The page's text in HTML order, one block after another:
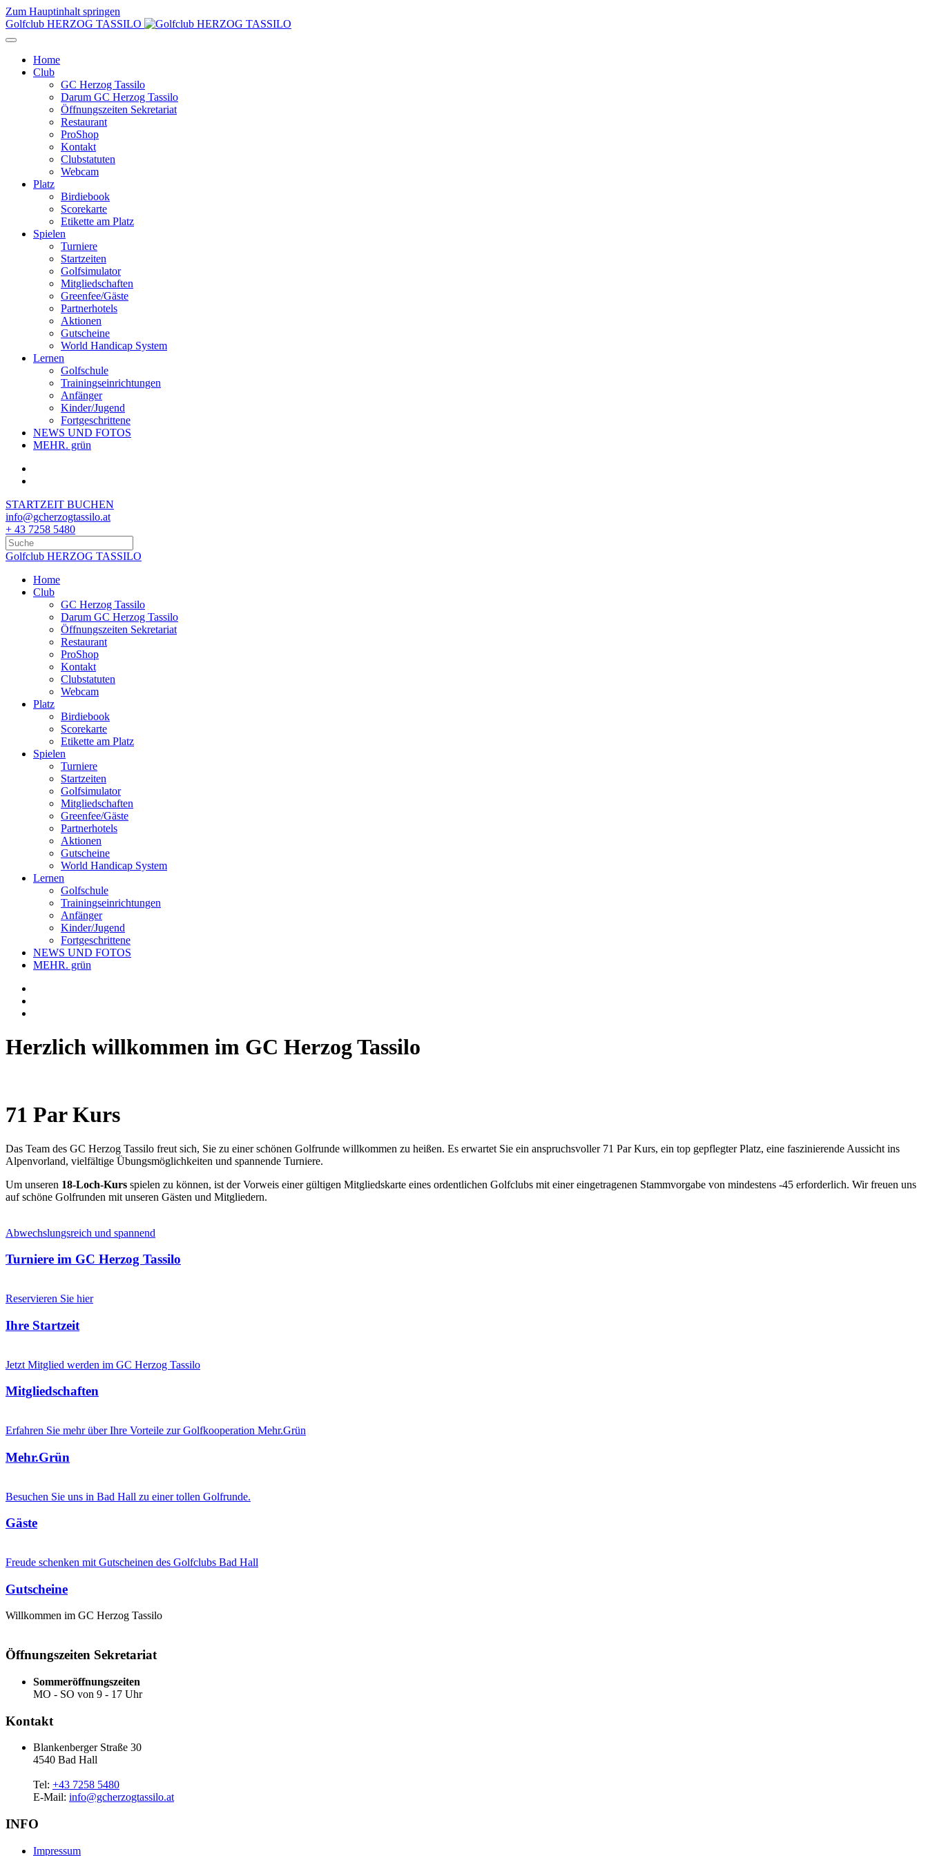
Zum Hauptinhalt springen
Golfclub HERZOG TASSILO
Home
Club
GC Herzog Tassilo
Darum GC Herzog Tassilo
Öffnungszeiten Sekretariat
Restaurant
ProShop
Kontakt
Clubstatuten
Webcam
Platz
Birdiebook
Scorekarte
Etikette am Platz
Spielen
Turniere
Startzeiten
Golfsimulator
Mitgliedschaften
Greenfee/Gäste
Partnerhotels
Aktionen
Gutscheine
World Handicap System
Lernen
Golfschule
Trainingseinrichtungen
Anfänger
Kinder/Jugend
Fortgeschrittene
NEWS UND FOTOS
MEHR. grün
STARTZEIT BUCHEN
info@gcherzogtassilo.at
+ 43 7258 5480
Golfclub HERZOG TASSILO
Home
Club
GC Herzog Tassilo
Darum GC Herzog Tassilo
Öffnungszeiten Sekretariat
Restaurant
ProShop
Kontakt
Clubstatuten
Webcam
Platz
Birdiebook
Scorekarte
Etikette am Platz
Spielen
Turniere
Startzeiten
Golfsimulator
Mitgliedschaften
Greenfee/Gäste
Partnerhotels
Aktionen
Gutscheine
World Handicap System
Lernen
Golfschule
Trainingseinrichtungen
Anfänger
Kinder/Jugend
Fortgeschrittene
NEWS UND FOTOS
MEHR. grün
Herzlich willkommen im GC Herzog Tassilo
71 Par Kurs
Das Team des GC Herzog Tassilo freut sich, Sie zu einer schönen Golfrunde willkommen zu heißen. Es erwartet Sie ein anspruchsvoller 71 Par Kurs, ein top gepflegter Platz, eine faszinierende Aussicht ins
Alpenvorland, vielfältige Übungsmöglichkeiten und spannende Turniere.
Um unseren 18-Loch-Kurs spielen zu können, ist der Vorweis einer gültigen Mitgliedskarte eines ordentlichen Golfclubs mit einer eingetragenen Stammvorgabe von mindestens -45 erforderlich. Wir freuen uns
auf schöne Golfrunden mit unseren Gästen und Mitgliedern.
Abwechslungsreich und spannend
Turniere im GC Herzog Tassilo
Reservieren Sie hier
Ihre Startzeit
Jetzt Mitglied werden im GC Herzog Tassilo
Mitgliedschaften
Erfahren Sie mehr über Ihre Vorteile zur Golfkooperation Mehr.Grün
Mehr.Grün
Besuchen Sie uns in Bad Hall zu einer tollen Golfrunde.
Gäste
Freude schenken mit Gutscheinen des Golfclubs Bad Hall
Gutscheine
Willkommen im GC Herzog Tassilo
Öffnungszeiten Sekretariat
Sommeröffnungszeiten
MO - SO von 9 - 17 Uhr
Kontakt
Blankenberger Straße 30
4540 Bad Hall
Tel: +43 7258 5480
E-Mail: info@gcherzogtassilo.at
INFO
Impressum